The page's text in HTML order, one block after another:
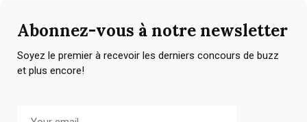
Abonnez-vous à notre newsletter
Soyez le premier à recevoir les derniers concours de buzz
et plus encore!